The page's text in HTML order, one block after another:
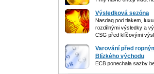
Výsledková sezóna
Nasdaq pod tlakem,
rozdílnými výsledky a
CSG před klíčovými
Varování před
Blízkého východu
ECB ponechala sazby